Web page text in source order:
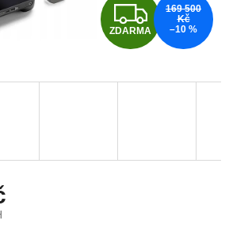
Z
D
A
ZDARMA
169 500
Kč
–10 %